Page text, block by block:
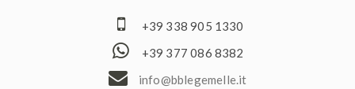
+39 338 905 1330
+39 377 086 8382
ti.el
lemeg
elbb@
ofni